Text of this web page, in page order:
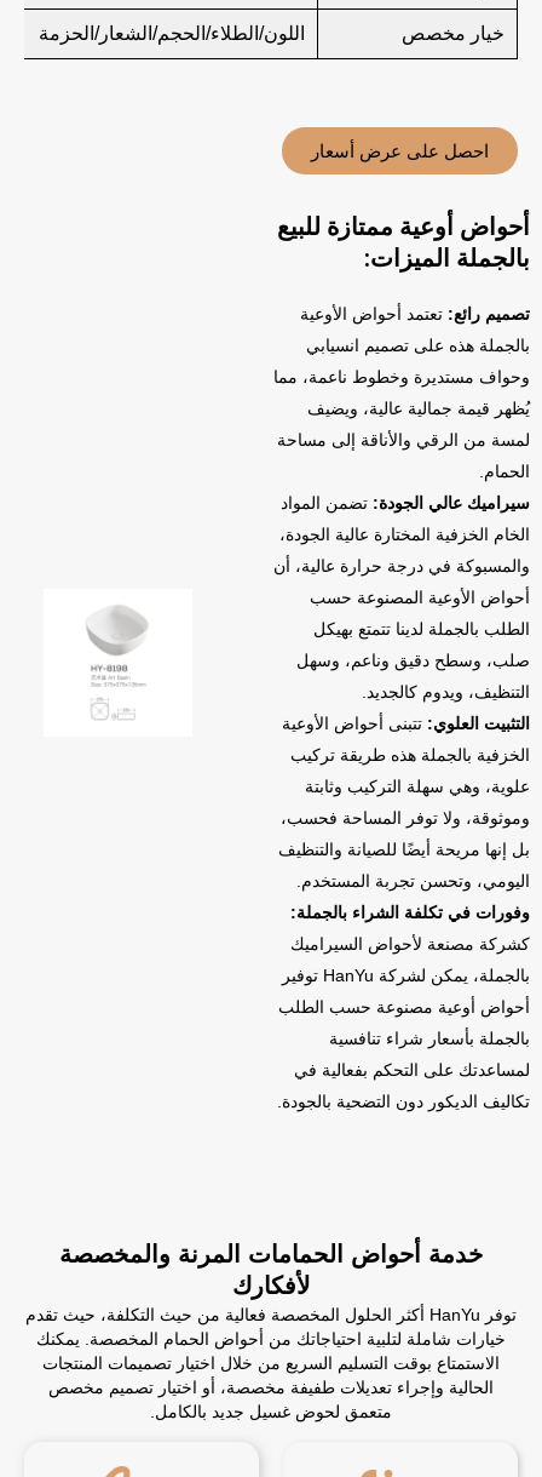
خيار مخصص اللون/الطلاء/الحجم/الشعار/الحزمة
احصل على عرض أسعار
أحواض أوعية ممتازة للبيع
بالجملة الميزات:
تصميم رائع: تعتمد أحواض الأوعية
بالجملة هذه على تصميم انسيابي
وحواف مستديرة وخطوط ناعمة، مما
يُظهر قيمة جمالية عالية، ويضيف
لمسة من الرقي والأناقة إلى مساحة
الحمام.
سيراميك عالي الجودة: تضمن المواد
الخام الخزفية المختارة عالية الجودة،
والمسبوكة في درجة حرارة عالية، أن
أحواض الأوعية المصنوعة حسب
الطلب بالجملة لدينا تتمتع بهيكل
صلب، وسطح دقيق وناعم، وسهل
التنظيف، ويدوم كالجديد.
التثبيت العلوي: تتبنى أحواض الأوعية
الخزفية بالجملة هذه طريقة تركيب
علوية، وهي سهلة التركيب وثابتة
وموثوقة، ولا توفر المساحة فحسب،
بل إنها مريحة أيضًا للصيانة والتنظيف
اليومي، وتحسن تجربة المستخدم.
وفورات في تكلفة الشراء بالجملة:
كشركة مصنعة لأحواض السيراميك
بالجملة، يمكن لشركة HanYu توفير
أحواض أوعية مصنوعة حسب الطلب
بالجملة بأسعار شراء تنافسية
لمساعدتك على التحكم بفعالية في
تكاليف الديكور دون التضحية بالجودة.
خدمة أحواض الحمامات المرنة والمخصصة
لأفكارك
توفر HanYu أكثر الحلول المخصصة فعالية من حيث التكلفة، حيث تقدم
خيارات شاملة لتلبية احتياجاتك من أحواض الحمام المخصصة. يمكنك
الاستمتاع بوقت التسليم السريع من خلال اختيار تصميمات المنتجات
الحالية وإجراء تعديلات طفيفة مخصصة، أو اختيار تصميم مخصص
متعمق لحوض غسيل جديد بالكامل.